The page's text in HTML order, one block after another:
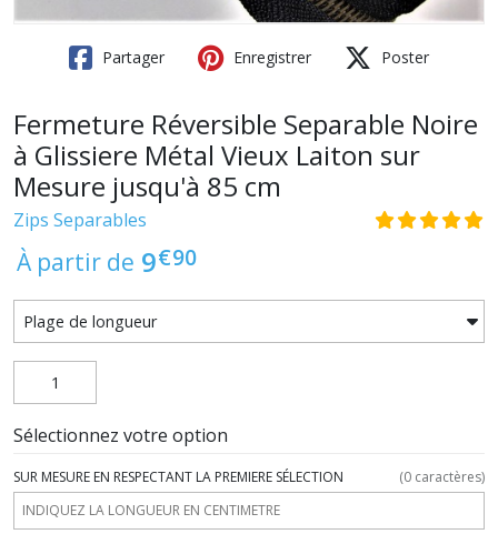
Partager Enregistrer Poster
Fermeture Réversible Separable Noire
à Glissiere Métal Vieux Laiton sur
Mesure jusqu'à 85 cm
Zips Separables
À partir de 9€90
Sélectionnez votre option
SUR MESURE EN RESPECTANT LA PREMIERE SÉLECTION (0 caractères)